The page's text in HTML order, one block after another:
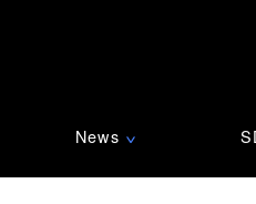
News ∨